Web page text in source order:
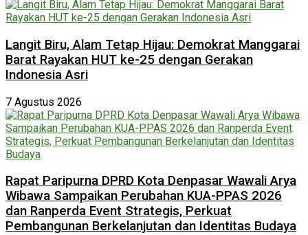
Langit Biru, Alam Tetap Hijau: Demokrat Manggarai
Barat Rayakan HUT ke-25 dengan Gerakan
Indonesia Asri
7 Agustus 2026
Rapat Paripurna DPRD Kota Denpasar Wawali Arya
Wibawa Sampaikan Perubahan KUA-PPAS 2026
dan Ranperda Event Strategis, Perkuat
Pembangunan Berkelanjutan dan Identitas Budaya